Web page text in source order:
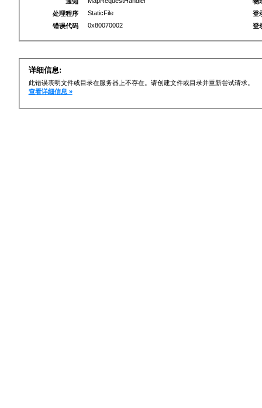
处理程序
StaticFile
错误代码
0x80070002
登
登
详细信息:
此错误表明文件或目录在服务器上不存在。请创建文件或目录并重新尝试请求。
查看详细信息 »